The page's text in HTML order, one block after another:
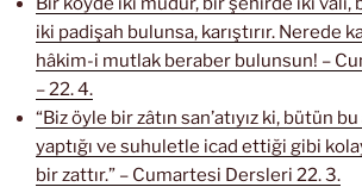
iki padişah bulunsa, karıştırır. Nerede
hâkim-i mutlak beraber bulunsun! –
– 22. 4.
“Biz öyle bir zâtın san’atıyız ki, bütün
yaptığı ve suhuletle icad ettiği gibi
bir zattır.” – Cumartesi Dersleri 22. 3.